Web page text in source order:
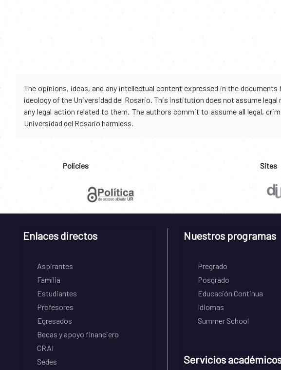
The opinions, ideas, and any intellectual content expressed in the
ideology of the Universidad del Rosario. This institution does not assume
any legal action related to them. The authors commit to assume all legal,
Universidad del Rosario harmless.
Policies Sites
Enlaces directos
Aspirantes
Familia
Estudiantes
Profesores
Egresados
Becas y apoyo financiero
CRAI
Sedes
Nuestros programas
Pregrado
Posgrado
Educación Continua
Idiomas
Summer School
Servicios